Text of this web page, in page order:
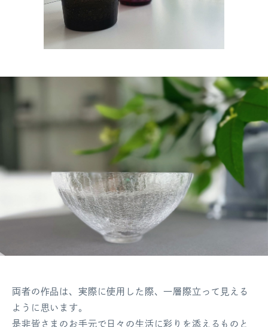
両者の作品は、実際に使用した際、一層際立って見える
ように思います。
是非皆さまのお手元で日々の生活に彩りを添えるものと